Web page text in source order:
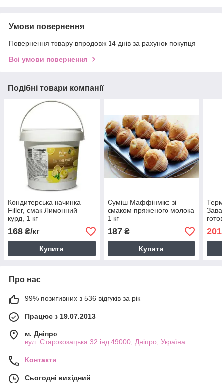
Умови повернення
Повернення товару впродовж 14 днів за рахунок покупця
Всі умови повернення
Подібні товари компанії
Кондитерська начинка
Filler, смак Лимонний
курд, 1 кг
168 ₴/кг
Купити
Суміш Маффінмікс зі
смаком пряженого молока
1 кг
187₴
Купити
Про нас
99% позитивних з 536 відгуків за рік
Працює з 19.07.2013
м. Дніпро
вул. Старокозацька 32 інд 49000, Дніпро, Україна
Контакти
Сьогодні вихідний